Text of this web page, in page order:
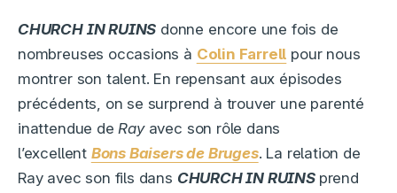
CHURCH IN RUINS donne encore une fois de
nombreuses occasions à Colin Farrell pour nous
montrer son talent. En repensant aux épisodes
précédents, on se surprend à trouver une parenté
inattendue deRay avec son rôle dans
l’excellent Bons Baisers de Bruges. La relation de
Ray avec son fils dans CHURCH IN RUINS prend